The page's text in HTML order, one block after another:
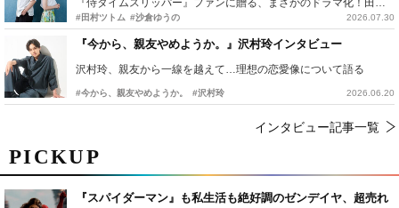
PICKUP
『スパイダーマン』も私生活も絶好調のゼンデイヤ、超売れ
#田村ツトム #沙倉ゆうの 2026.07.30
『今から、親友やめようか。』沢村玲インタビュー
沢村玲、親友から一線を越えて…理想の恋愛像について語る
#今から、親友やめようか。 #沢村玲 2026.06.20
インタビュー記事一覧